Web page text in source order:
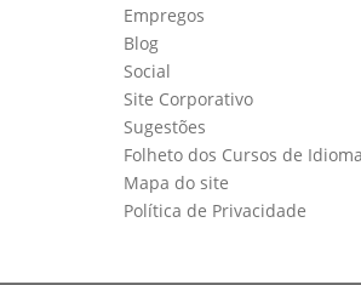
Empregos
Blog
Social
Site Corporativo
Sugestões
Folheto dos Cursos de
Mapa do site
Política de Privacidade